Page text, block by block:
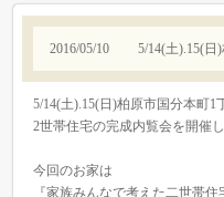
2016/05/10 5/14(土).15(
5/14(土).15(日)柏原市国分本町1
2世帯住宅の完成内覧会を開催し
今回のお家は
『家族みんなで考えた二世帯住